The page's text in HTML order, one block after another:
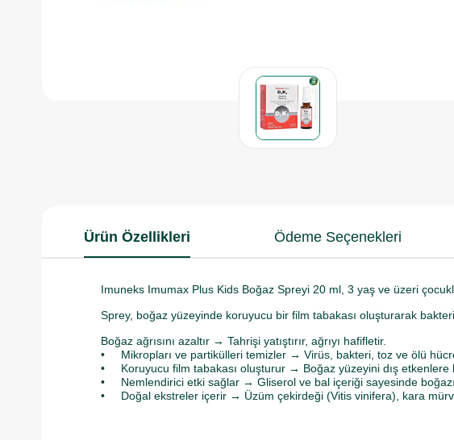
Ürün Özellikleri Ödeme Seçenekleri
Imuneks Imumax Plus Kids Boğaz Spreyi 20 ml, 3 yaş ve üzeri
Sprey, boğaz yüzeyinde koruyucu bir film tabakası oluşturarak
Boğaz ağrısını azaltır → Tahrişi yatıştırır, ağrıyı hafifletir.
• Mikropları ve partikülleri temizler → Virüs, bakteri, toz ve ölü
• Koruyucu film tabakası oluşturur → Boğaz yüzeyini dış etkenlere
• Nemlendirici etki sağlar → Gliserol ve bal içeriği sayesinde boğazı
• Doğal ekstreler içerir → Üzüm çekirdeği (Vitis vinifera), kara